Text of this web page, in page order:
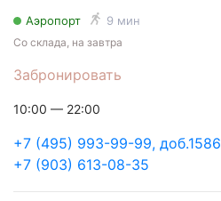
Аэропорт 9 мин
Забронировать
Со склада, на завтра
+7 (495) 993-99-99, доб.1586
+7 (903) 613-08-35
10:00 — 22:00